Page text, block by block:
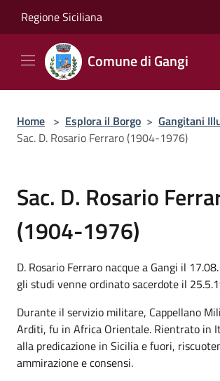
Regione Siciliana
Comune di Gangi
Home > Esplora il Borgo > Gangitani
Sac. D. Rosario Ferraro (1904-1976)
Sac. D. Rosario
(1904-1976)
D. Rosario Ferraro nacque a Gangi il
gli studi venne ordinato sacerdote il
Durante il servizio militare, Cappellano
Arditi, fu in Africa Orientale. Rientrato in
alla predicazione in Sicilia e fuori,
ammirazione e consensi.